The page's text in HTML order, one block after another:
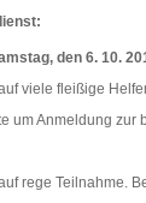
den 6. 10.
viele fleißige
um Anmeldung zur
rege Teilnahme.